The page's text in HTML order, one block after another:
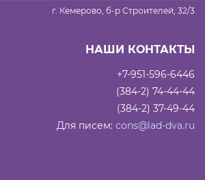
г. Кемерово, б-р Строителей, 32/3
НАШИ КОНТАКТЫ
+7-951-596-6446
(384-2) 74-44-44
(384-2) 37-49-44
Для писем: cons@lad-dva.ru